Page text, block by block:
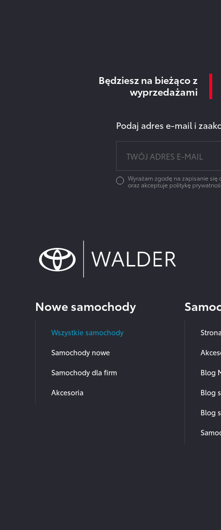
Będziesz na bieżąco z
wyprzedażami
Podaj adres e-mail i
Wyrażam zgodę na zapisanie się
oraz akceptuje politykę
Nowe samochody
Wszystkie samochody
Samochody nowe
Samochody dla firm
Akcesoria
Blog
Blog
Blog